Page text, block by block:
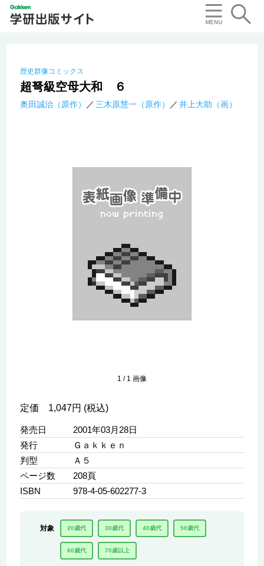
歴史群像コミックス
超弩級空母大和 ６
奥田誠治（原作） 三木原慧一（原作） 井上大助（画）
1 / 1 画像
定価 1,047円 (税込)
発売日
2001年03月28日
発行
Ｇａｋｋｅｎ
判型
Ａ５
ページ数
208頁
ISBN
978-4-05-602277-3
対象 20歳代 30歳代 40歳代 50歳代
60歳代 70歳以上